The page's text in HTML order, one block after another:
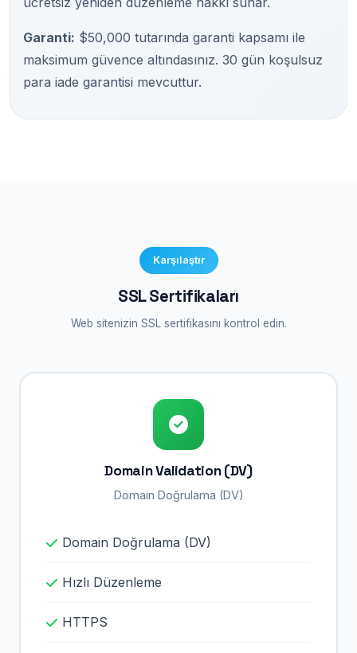
Garanti: $50,000 tutarında garanti kapsamı ile
maksimum güvence altındasınız. 30 gün koşulsuz
para iade garantisi mevcuttur.
Karşılaştır
SSL Sertifikaları
Web sitenizin SSL sertifikasını kontrol edin.
Domain Validation (DV)
Domain Doğrulama (DV)
Domain Doğrulama (DV)
Hızlı Düzenleme
HTTPS